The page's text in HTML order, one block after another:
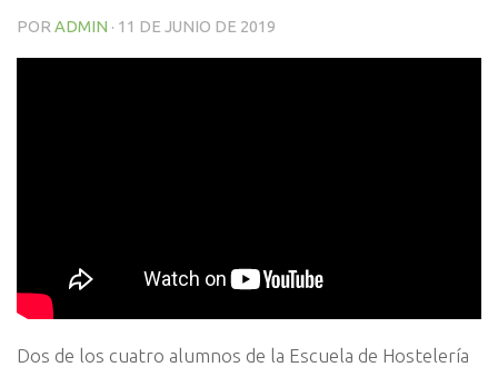
POR ADMIN · 11 DE JUNIO DE 2019
Dos de los cuatro alumnos de la Escuela de Hostelería